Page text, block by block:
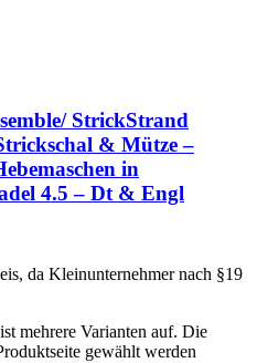
StrickStrand
& Mütze –
in
4.5 – Dt & Engl
da Kleinunternehmer nach §19
mehrere Varianten auf. Die
gewählt werden